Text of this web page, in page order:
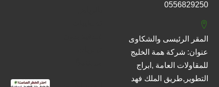
0556829250
المقر الرئيسى والشكاوى
عنوان: شركة همة الخليج
للمقاولات العامة ,ابراج
التطوير,طريق الملك فهد